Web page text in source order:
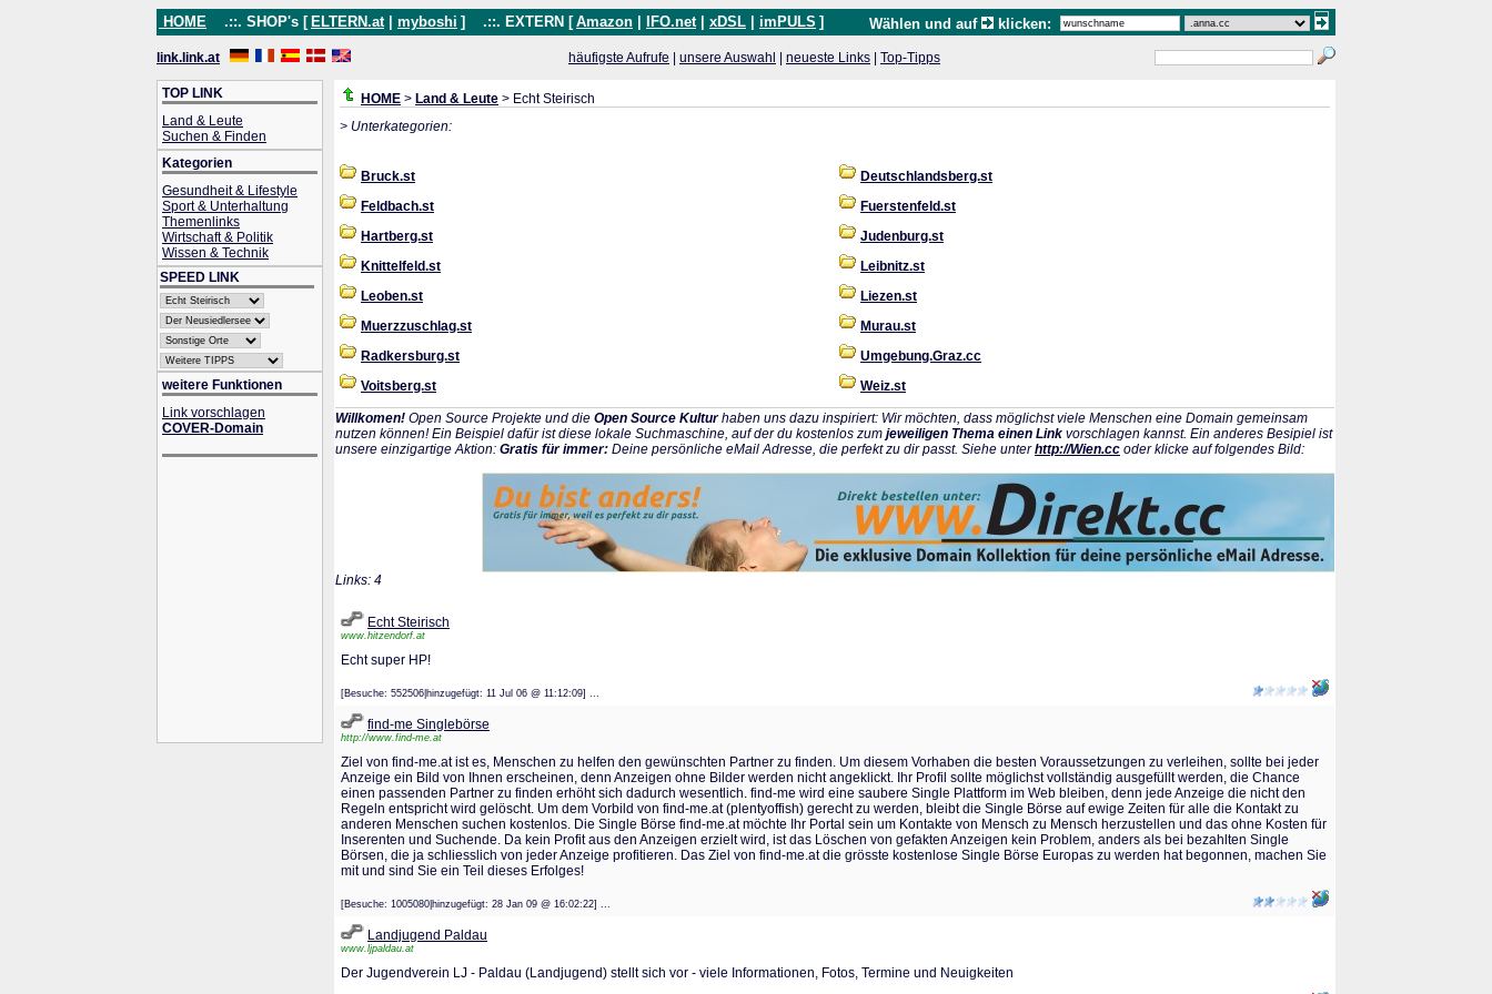
HOME .::. SHOP's [ ELTERN.at myboshi ] .::. EXTERN [ Amazon IFO.net xDSL imPULS ] Wählen und auf klicken:
link.link.at häufigste Aufrufe unsere Auswahl neueste Links Top-Tipps
TOP LINK
Land & Leute
Suchen & Finden
Kategorien
Gesundheit & Lifestyle
Sport & Unterhaltung
Themenlinks
Wirtschaft & Politik
Wissen & Technik
SPEED LINK
weitere Funktionen
Link vorschlagen
COVER-Domain
HOME > Land & Leute > Echt Steirisch
> Unterkategorien:
Bruck.st
Deutschlandsberg.st
Feldbach.st
Fuerstenfeld.st
Hartberg.st
Judenburg.st
Knittelfeld.st
Leibnitz.st
Leoben.st
Liezen.st
Muerzzuschlag.st
Murau.st
Radkersburg.st
Umgebung.Graz.cc
Voitsberg.st
Weiz.st
Willkomen! Open Source Projekte und die Open Source Kulturhaben uns dazu inspiriert: Wir möchten, dass möglichst viele Menschen eine Domain gemeinsam
nutzen können! Ein Beispiel dafür ist diese lokale Suchmaschine, auf der du kostenlos zum jeweiligen Thema einen Link vorschlagen kannst. Ein anderes Besipiel ist
unsere einzigartige Aktion: Gratis für immer: Deine persönliche eMail Adresse, die perfekt zu dir passt. Siehe unterhttp://Wien.cc oder klicke auf folgendes Bild:
Links: 4
Echt Steirisch
www.hitzendorf.at
Echt super HP!
[Besuche: 552506|hinzugefügt: 11 Jul 06 @ 11:12:09] ...
find-me Singlebörse
http://www.find-me.at
Ziel von find-me.at ist es, Menschen zu helfen den gewünschten Partner zu finden. Um diesem Vorhaben die besten Voraussetzungen zu verleihen, sollte bei jeder
Anzeige ein Bild von Ihnen erscheinen, denn Anzeigen ohne Bilder werden nicht angeklickt. Ihr Profil sollte möglichst vollständig ausgefüllt werden, die Chance
einen passenden Partner zu finden erhöht sich dadurch wesentlich. find-me wird eine saubere Single Plattform im Web bleiben, denn jede Anzeige die nicht den
Regeln entspricht wird gelöscht. Um dem Vorbild von find-me.at (plentyoffish) gerecht zu werden, bleibt die Single Börse auf ewige Zeiten für alle die Kontakt zu
anderen Menschen suchen kostenlos. Die Single Börse find-me.at möchte Ihr Portal sein um Kontakte von Mensch zu Mensch herzustellen und das ohne Kosten für
Inserenten und Suchende. Da kein Profit aus den Anzeigen erzielt wird, ist das Löschen von gefakten Anzeigen kein Problem, anders als bei bezahlten Single
Börsen, die ja schliesslich von jeder Anzeige profitieren. Das Ziel von find-me.at die grösste kostenlose Single Börse Europas zu werden hat begonnen, machen Sie
mit und sind Sie ein Teil dieses Erfolges!
[Besuche: 1005080|hinzugefügt: 28 Jan 09 @ 16:02:22] ...
Landjugend Paldau
www.ljpaldau.at
Der Jugendverein LJ - Paldau (Landjugend) stellt sich vor - viele Informationen, Fotos, Termine und Neuigkeiten